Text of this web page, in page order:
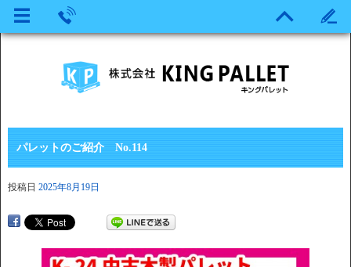
パレットのご紹介 No.114
投稿日 2025年8月19日